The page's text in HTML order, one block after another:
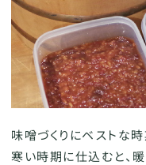
味噌づくりにベストな時
寒い時期に仕込むと、